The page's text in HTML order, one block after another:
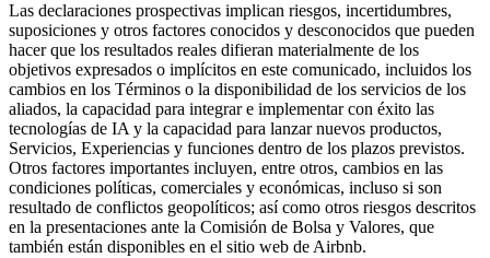
Las declaraciones prospectivas implican riesgos, incertidumbres,
suposiciones y otros factores conocidos y desconocidos que pueden
hacer que los resultados reales difieran materialmente de los
objetivos expresados o implícitos en este comunicado, incluidos los
cambios en los Términos o la disponibilidad de los servicios de los
aliados, la capacidad para integrar e implementar con éxito las
tecnologías de IA y la capacidad para lanzar nuevos productos,
Servicios, Experiencias y funciones dentro de los plazos previstos.
Otros factores importantes incluyen, entre otros, cambios en las
condiciones políticas, comerciales y económicas, incluso si son
resultado de conflictos geopolíticos; así como otros riesgos descritos
en la presentaciones ante la Comisión de Bolsa y Valores, que
también están disponibles en el sitio web de Airbnb.